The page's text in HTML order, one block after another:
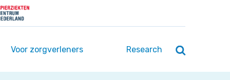
Voor zorgverleners Research Zoeken
/